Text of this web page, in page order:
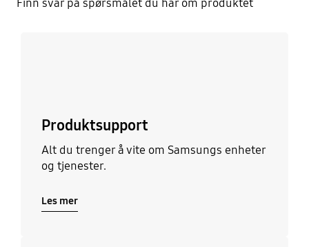
Finn svar på spørsmålet du har om produktet
Produktsupport
Alt du trenger å vite om Samsungs enheter
og tjenester.
Les mer